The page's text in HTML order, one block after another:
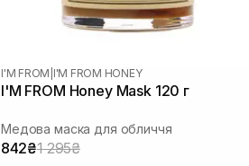
I'M FROM I'M FROM HONEY
I'M FROM Honey Mask 120 г
Медова маска для обличчя
842₴1 295₴